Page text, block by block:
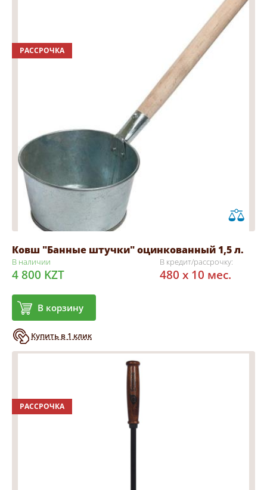
РАССРОЧКА
Ковш "Банные штучки" оцинкованный 1,5 л.
В наличии
4 800 KZT
В корзину
Купить в 1 клик
В кредит/рассрочку:
480 x 10 мес.
РАССРОЧКА